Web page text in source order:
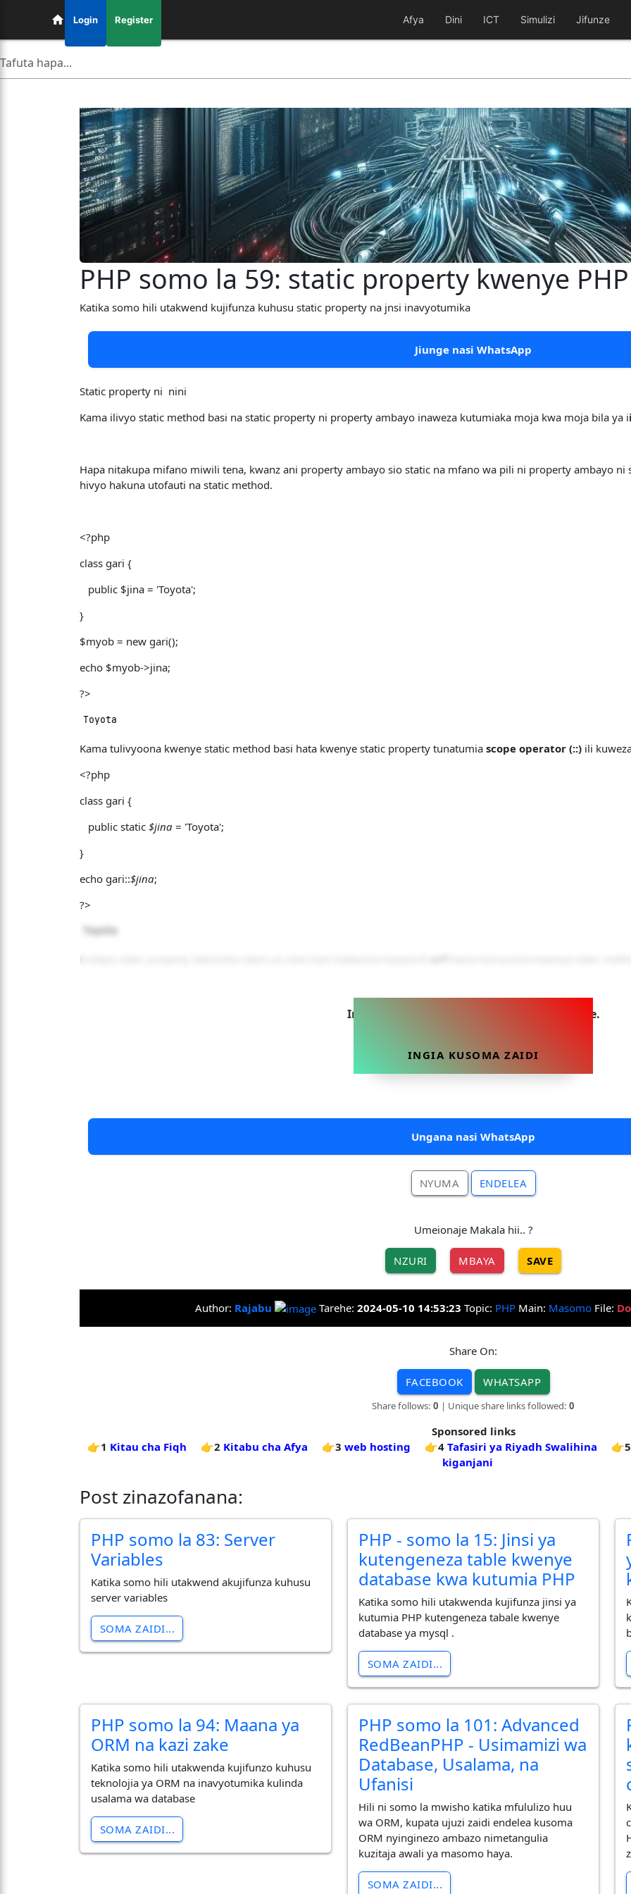
Login Register Afya Dini ICT Simulizi Jifunze
PHP somo la 59: static property kwenye PHP
Katika somo hili utakwend kujifunza kuhusu static property na jnsi inavyotumika
Jiunge nasi WhatsApp
Static property ni nini
Kama ilivyo static method basi na static property ni property ambayo inaweza kutumiaka moja kwa moja bila ya i
Hapa nitakupa mifano miwili tena, kwanz ani property ambayo sio static na mfano wa pili ni property ambayo ni
hivyo hakuna utofauti na static method.
<?php
class gari {
public $jina = 'Toyota';
}
$myob = new gari();
echo $myob->jina;
?>
Kama tulivyoona kwenye static method basi hata kwenye static property tunatumiascope operator (::) ili
<?php
class gari {
public static$jina= 'Toyota';
}
echo gari::$jina;
?>
Endapo static property itatumika ndani ya class basi tutatumia keyword
Ingia sasa ili uweze kusoma makala hii yote.
INGIA KUSOMA ZAIDI
Ungana nasi WhatsApp
NYUMA ENDELEA
Umeionaje Makala hii.. ?
NZURI MBAYA SAVE
Author: Rajabu Tarehe: 2024-05-10 14:53:23 Topic: PHPMain: MasomoFile:
Share On:
FACEBOOK WHATSAPP
Share follows: 0 | Unique share links followed: 0
Sponsored links
👉1 Kitau cha Fiqh 👉2 Kitabu cha Afya 👉3 web hosting 👉4 Tafasiri ya Riyadh Swalihina
👉5
kiganjani
Post zinazofanana:
PHP somo la 83: Server
Variables
Katika somo hili utakwend akujifunza kuhusu
server variables
SOMA ZAIDI...
PHP - somo la 15: Jinsi ya
kutengeneza table kwenye
database kwa kutumia PHP
Katika somo hili utakwenda kujifunza jinsi ya
kutumia PHP kutengeneza tabale kwenye
database ya mysql .
SOMA ZAIDI...
PHP somo la 94: Maana ya
ORM na kazi zake
Katika somo hili utakwenda kujifunzo kuhusu
teknolojia ya ORM na inavyotumika kulinda
usalama wa database
SOMA ZAIDI...
PHP somo la 101: Advanced
RedBeanPHP - Usimamizi wa
Database, Usalama, na
Ufanisi
Hili ni somo la mwisho katika mfululizo huu
wa ORM, kupata ujuzi zaidi endelea kusoma
ORM nyinginezo ambazo nimetangulia
kuzitaja awali ya masomo haya.
SOMA ZAIDI...